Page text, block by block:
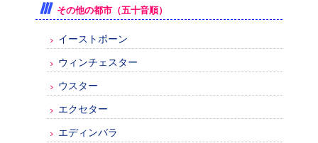
その他の都市（五十音順）
イーストボーン
ウィンチェスター
ウスター
エクセター
エディンバラ